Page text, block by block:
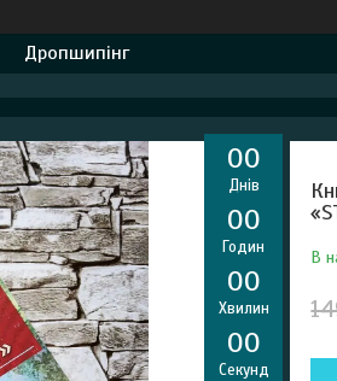
Дропшипінг
00
Днів
00
Годин
00
Хвилин
00
Секунд
В